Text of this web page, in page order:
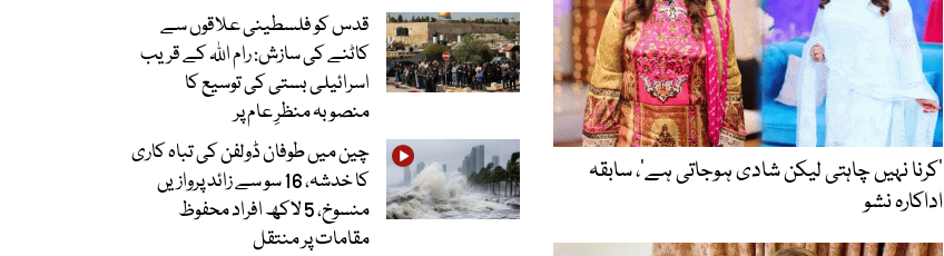
’کرنا نہیں چاہتی لیکن شادی ہوجاتی ہے‘، سابقہ
اداکارہ نشو
قدس کو فلسطینی علاقوں سے
کاٹنے کی سازش: رام اللہ کے قریب
اسرائیلی بستی کی توسیع کا
منصوبہ منظرِ عام پر
چین میں طوفان ڈولفن کی تباہ کاری
کا خدشہ، 16 سو سے زائد پروازیں
منسوخ، 5 لاکھ افراد محفوظ
مقامات پر منتقل